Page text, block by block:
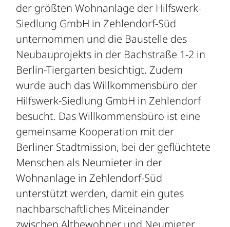
der größten Wohnanlage der Hilfswerk-
Siedlung GmbH in Zehlendorf-Süd
unternommen und die Baustelle des
Neubauprojekts in der Bachstraße 1-2 in
Berlin-Tiergarten besichtigt. Zudem
wurde auch das Willkommensbüro der
Hilfswerk-Siedlung GmbH in Zehlendorf
besucht. Das Willkommensbüro ist eine
gemeinsame Kooperation mit der
Berliner Stadtmission, bei der geflüchtete
Menschen als Neumieter in der
Wohnanlage in Zehlendorf-Süd
unterstützt werden, damit ein gutes
nachbarschaftliches Miteinander
zwischen Altbewohner und Neumieter